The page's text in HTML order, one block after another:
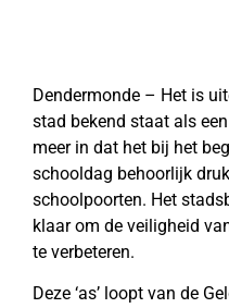
Dendermonde – Het is
stad bekend staat als
meer in dat het bij het
schooldag behoorlijk
schoolpoorten. Het
klaar om de veiligheid
te verbeteren.
Deze ‘as’ loopt van de